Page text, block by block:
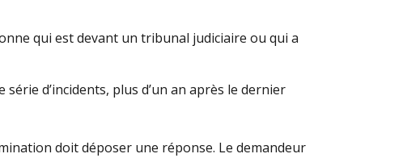
qui est devant un tribunal judiciaire ou qui a
d’incidents, plus d’un an après le dernier
doit déposer une réponse. Le demandeur